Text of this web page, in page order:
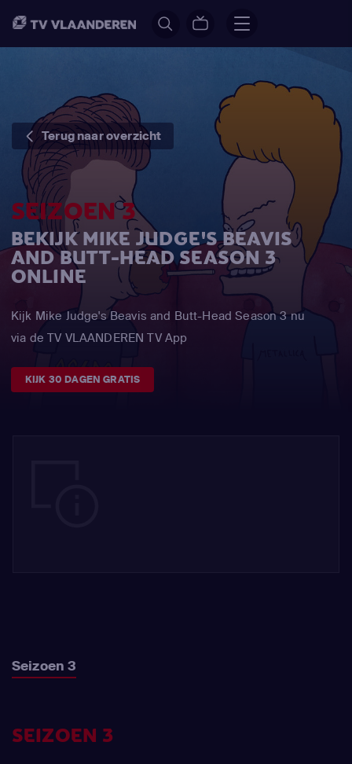
Terug naar overzicht
SEIZOEN 3
BEKIJK MIKE JUDGE'S BEAVIS
AND BUTT-HEAD SEASON 3
ONLINE
Kijk Mike Judge's Beavis and Butt-Head Season 3 nu
via de TV VLAANDEREN TV App
KIJK 30 DAGEN GRATIS
Seizoen 3
SEIZOEN 3